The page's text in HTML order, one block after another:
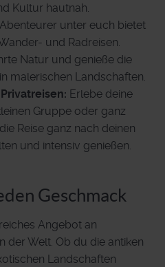
Kultur hautnah.
unter euch bietet
und Radreisen.
Natur und genieße die
malerischen Landschaften.
Erlebe deine
Gruppe oder ganz
Reise ganz nach deinen
und intensiv genießen.
Geschmack
Angebot an
der Welt. Ob du die antiken
Landschaften